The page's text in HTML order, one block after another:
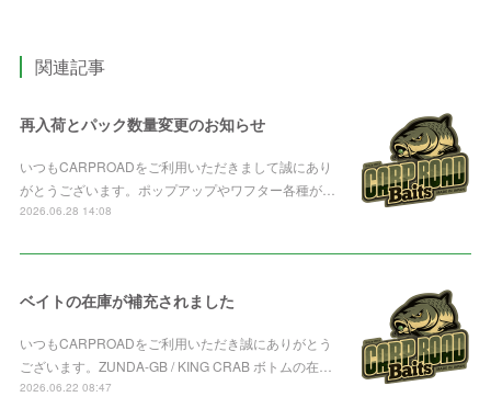
関連記事
再入荷とパック数量変更のお知らせ
いつもCARPROADをご利用いただきまして誠にあり
がとうございます。ポップアップやワフター各種が…
2026.06.28 14:08
ベイトの在庫が補充されました
いつもCARPROADをご利用いただき誠にありがとう
ございます。ZUNDA-GB / KING CRAB ボトムの在…
2026.06.22 08:47